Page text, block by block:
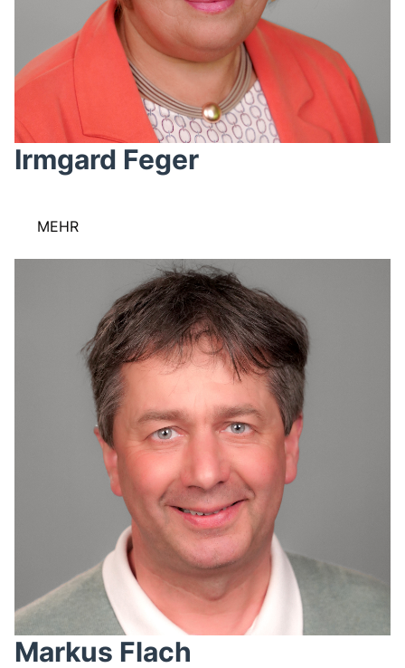
Irmgard Feger
MEHR
Markus Flach